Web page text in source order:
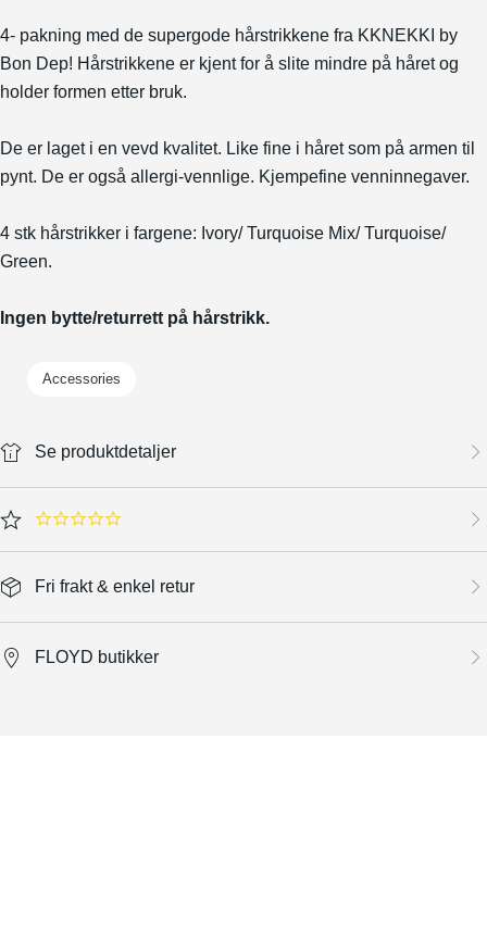
4- pakning med de supergode hårstrikkene fra KKNEKKI by
Bon Dep! Hårstrikkene er kjent for å slite mindre på håret og
holder formen etter bruk.
De er laget i en vevd kvalitet. Like fine i håret som på armen til
pynt. De er også allergi-vennlige. Kjempefine venninnegaver.
4 stk hårstrikker i fargene: Ivory/ Turquoise Mix/ Turquoise/
Green.
Ingen bytte/returrett på hårstrikk.
Accessories
Se produktdetaljer
0.0 star rating
Fri frakt & enkel retur
FLOYD butikker